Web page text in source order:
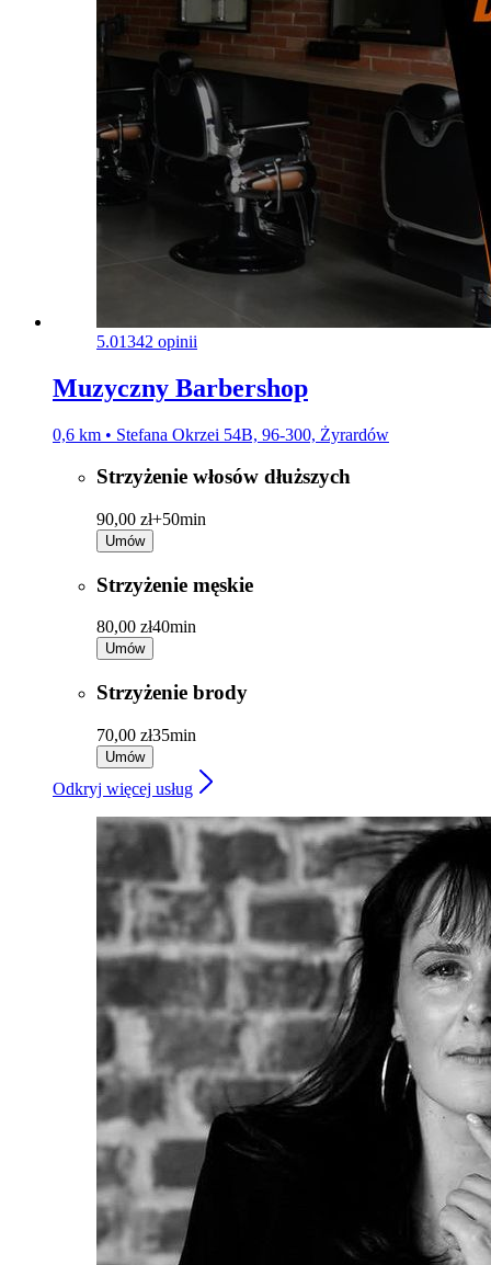
5.01342 opinii
Muzyczny Barbershop
0,6 km • Stefana Okrzei 54B, 96-300, Żyrardów
Strzyżenie włosów dłuższych
90,00 zł+50min
Umów
Strzyżenie męskie
80,00 zł40min
Umów
Strzyżenie brody
70,00 zł35min
Umów
Odkryj więcej usług